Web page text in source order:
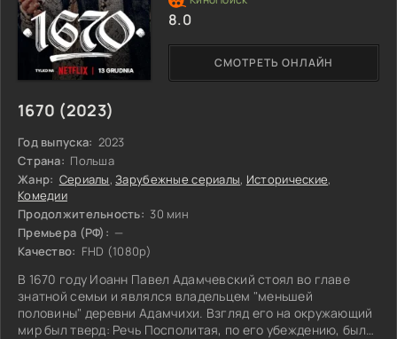
1670 (2023)
Год выпуска: 2023
Страна: Польша
Жанр: Сериалы,Зарубежные сериалы, Исторические,
Комедии
Продолжительность: 30 мин
Премьера (РФ): —
Качество: FHD (1080p)
В 1670 году Иоанн Павел Адамчевский стоял во главе
знатной семьи и являлся владельцем "меньшей
половины" деревни Адамчихи. Взгляд его на окружающий
мир был тверд: Речь Посполитая, по его убеждению, была
СМОТРЕТЬ ОНЛАЙН
8.0